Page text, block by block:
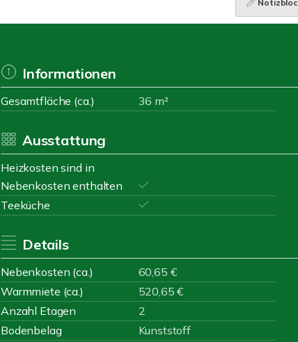
Informationen
Gesamtfläche (ca.) 36 m²
Ausstattung
Heizkosten sind in
Nebenkosten enthalten
Teeküche
Details
Nebenkosten (ca.) 60,65 €
Warmmiete (ca.)
520,65 €
Anzahl Etagen
2
Bodenbelag
Kunststoff